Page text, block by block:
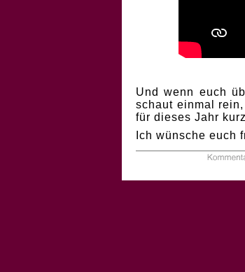
Und wenn euch
schaut einmal
für dieses Jahr
Ich wünsche euch